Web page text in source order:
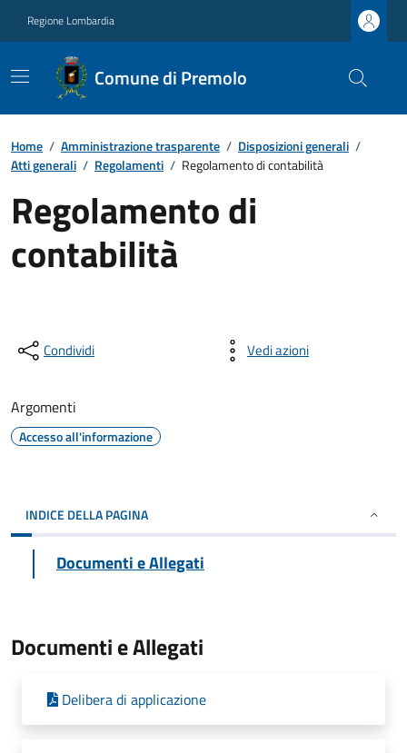
Regione Lombardia
Comune di Premolo
Home / Amministrazione trasparente / Disposizioni generali /
Atti generali / Regolamenti / Regolamento di contabilità
Regolamento di
contabilità
Condividi Vedi azioni
Argomenti
Accesso all'informazione
INDICE DELLA PAGINA
Documenti e Allegati
Documenti e Allegati
Delibera di applicazione